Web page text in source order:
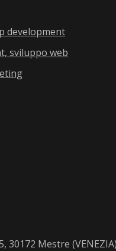
development
sviluppo web
30172 Mestre (VENEZIA)